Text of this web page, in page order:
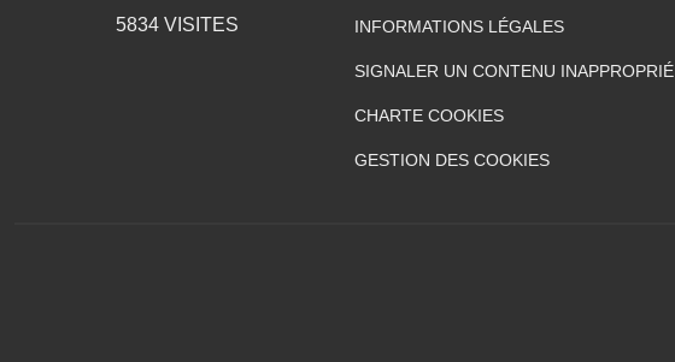
5834 VISITES INFORMATIONS LÉGALES
SIGNALER UN CONTENU INAPPROPRIÉ
CHARTE COOKIES
GESTION DES COOKIES